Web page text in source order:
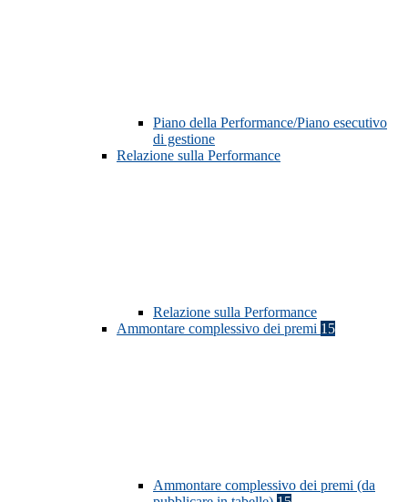
Piano della Performance/Piano esecutivo
di gestione
Relazione sulla Performance
Relazione sulla Performance
Ammontare complessivo dei premi 15
Ammontare complessivo dei premi (da